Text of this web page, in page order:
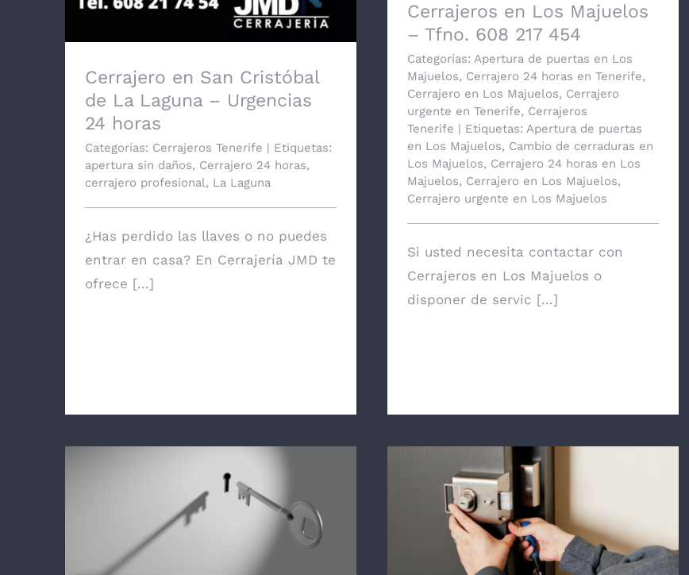
Cerrajero en San Cristóbal
de La Laguna – Urgencias
24 horas
Categorías: Cerrajeros Tenerife | Etiquetas:
apertura sin daños, Cerrajero 24 horas,
cerrajero profesional, La Laguna
¿Has perdido las llaves o no puedes
entrar en casa? En Cerrajería JMD te
ofrece [...]
Cerrajeros en Los Majuelos
– Tfno. 608 217 454
Categorías: Apertura de puertas en Los
Majuelos, Cerrajero 24 horas en Tenerife,
Cerrajero en Los Majuelos, Cerrajero
urgente en Tenerife, Cerrajeros
Tenerife | Etiquetas: Apertura de puertas
en Los Majuelos, Cambio de cerraduras en
Los Majuelos, Cerrajero 24 horas en Los
Majuelos, Cerrajero en Los Majuelos,
Cerrajero urgente en Los Majuelos
Si usted necesita contactar con
Cerrajeros en Los Majuelos o
disponer de servic [...]
Cerrajeros Barranco Grande Santa
Cruz de Tenerife – Tfno. 608 217 454
Apertura de emergencia de cerraduras
Tenerife. Tel. 608 217 454